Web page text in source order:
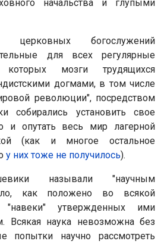
начальства и глупыми
церковных богослужений
для всех регулярные
которых мозги трудящихся
догмами, в том числе
революции", посредством
собирались установить свое
и опутать весь мир лагерной
(как и многое остальное
у них тоже не получилось).
называли "научным
как положено во всякой
"навеки" утвержденных ими
Всякая наука невозможна без
попытки научно рассмотреть